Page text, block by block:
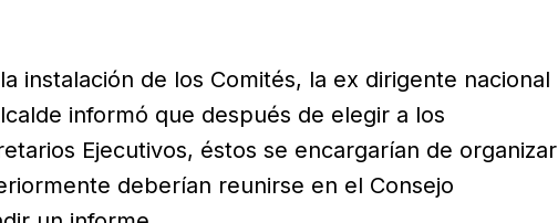
instalación de los Comités, la ex dirigente nacional
informó que después de elegir a los
Ejecutivos, éstos se encargarían de organizar
deberían reunirse en el Consejo